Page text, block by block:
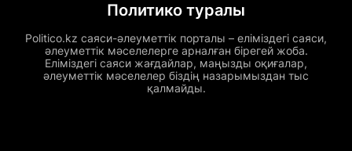
Политико туралы
Politico.kz саяси-әлеуметтік порталы – еліміздегі саяси,
әлеуметтік мәселелерге арналған бірегей жоба.
Еліміздегі саяси жағдайлар, маңызды оқиғалар,
әлеуметтік мәселелер біздің назарымыздан тыс
қалмайды.